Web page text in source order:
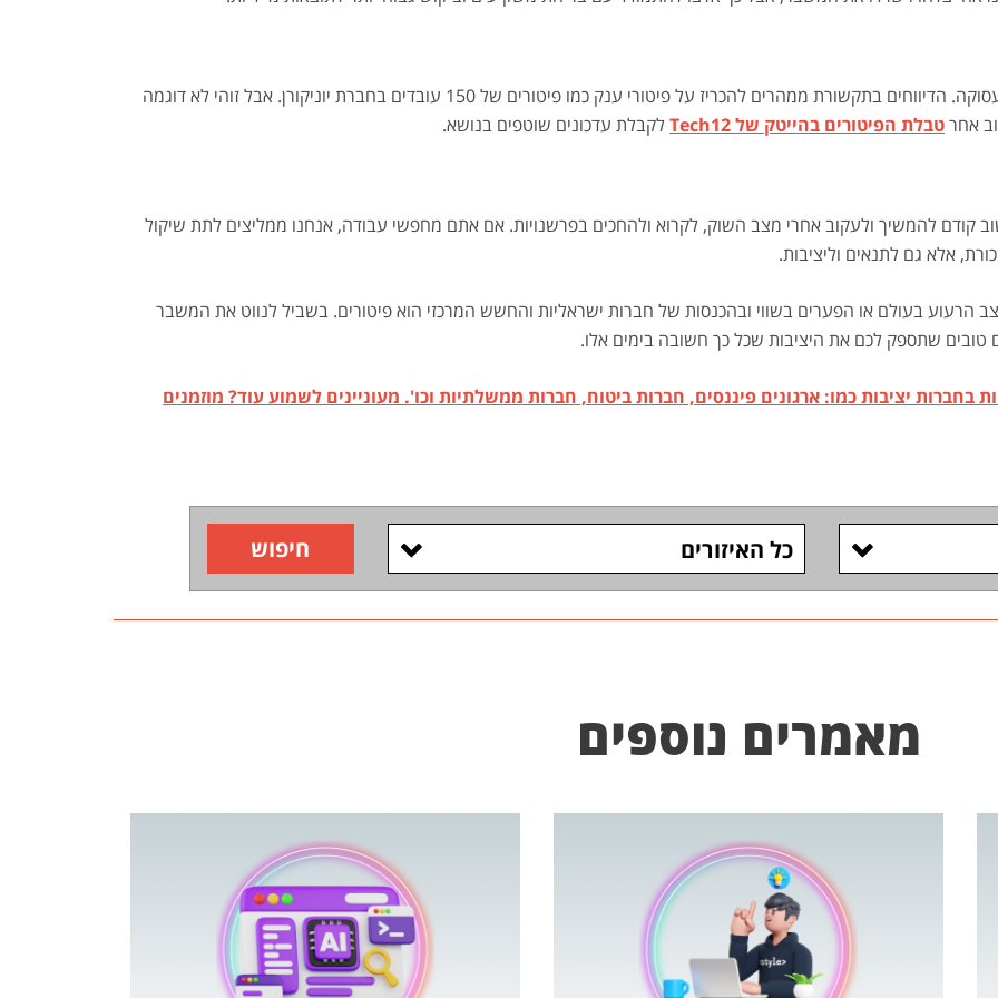
פיטורים הם התוצאה הקשה ביותר של משבר בשוק התעסוקה. הדיווחים בתקשורת ממהרים להכריז על פיטורי ענק כמו פיטורים של 150 עובדים בחברת יוניקורן. אבל זוהי לא דוגמה
אחרטבלת הפיטורים בהייטק של Tech12 לקבלת עדכונים שוטפים בנושא.
קודם להמשיך ולעקוב אחרי מצב השוק, לקרוא ולהחכים בפרשנויות. אם אתם מחפשי עבודה, אנחנו ממליצים לתת שיקול
אלא גם לתנאים וליציבות.
בעולם או הפערים בשווי ובהכנסות של חברות ישראליות והחשש המרכזי הוא פיטורים. בשביל לנווט את המשבר
שתספק לכם את היציבות שכל כך חשובה בימים אלו.
בחברות יציבות כמו: ארגונים פיננסים, חברות ביטוח, חברות ממשלתיות וכו'. מעוניינים לשמוע עוד? מוזמנים
כל האיזורים חיפוש
מאמרים נוספים